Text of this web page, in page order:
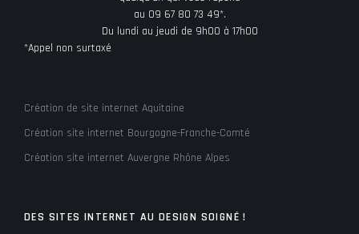
au 09 67 80 73 49*.
Du lundi au jeudi de 9h00 à 17h00
*Appel non surtaxé
Création de site internet Aquitaine
Création site internet Bourgogne-Franche-Comté
Création site internet Auvergne Rhône Alpes
DES SITES INTERNET AU DESIGN SOIGNÉ !